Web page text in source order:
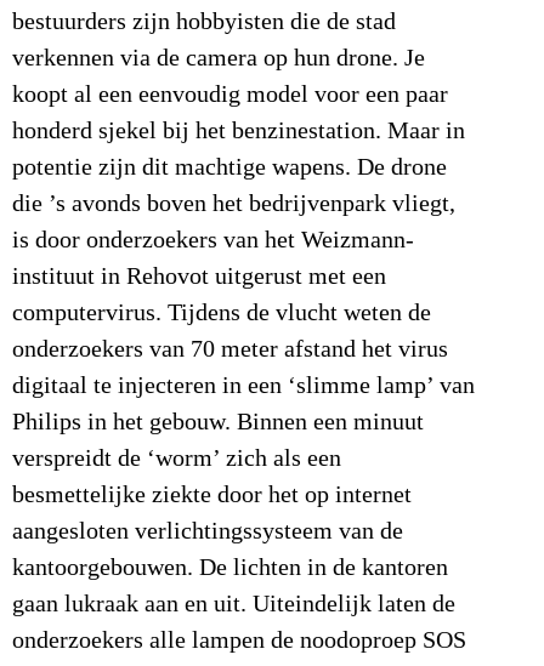
bestuurders zijn hobbyisten die de stad
verkennen via de camera op hun drone. Je
koopt al een eenvoudig model voor een paar
honderd sjekel bij het benzinestation. Maar in
potentie zijn dit machtige wapens. De drone
die ’s avonds boven het bedrijvenpark vliegt,
is door onderzoekers van het Weizmann-
instituut in Rehovot uitgerust met een
computervirus. Tijdens de vlucht weten de
onderzoekers van 70 meter afstand het virus
digitaal te injecteren in een ‘slimme lamp’ van
Philips in het gebouw. Binnen een minuut
verspreidt de ‘worm’ zich als een
besmettelijke ziekte door het op internet
aangesloten verlichtingssysteem van de
kantoorgebouwen. De lichten in de kantoren
gaan lukraak aan en uit. Uiteindelijk laten de
onderzoekers alle lampen de noodoproep SOS